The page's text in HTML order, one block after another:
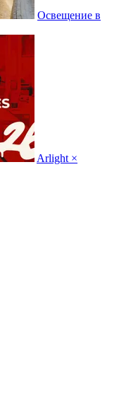
Освещение в
Arlight ×